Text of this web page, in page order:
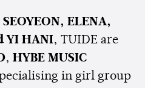
SEOYEON, ELENA,
YI HANI, TUIDE are
, HYBE MUSIC
in girl group